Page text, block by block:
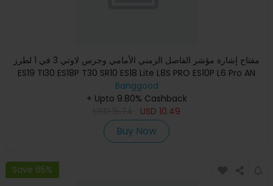
مفتاح إشارة مؤشر الفاصل الزمني الأمامي وجرس لاوتي 3 في 1 لطرز
ES19 TI30 ES18P T30 SR10 ES18 Lite L8S PRO ES10P L6 Pro AN
Banggood
+ Upto 9.80% Cashback
USD 10.49
Buy Now
Save 65%